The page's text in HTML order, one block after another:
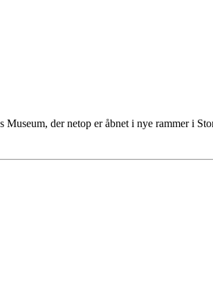
der netop er åbnet i nye rammer i